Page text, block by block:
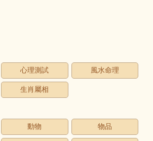
心理測試 風水命理
生肖屬相
動物 物品